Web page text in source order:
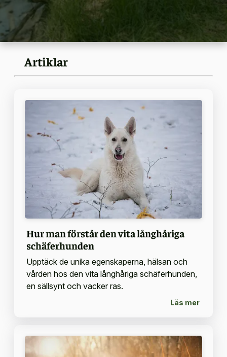
Artiklar
Hur man förstår den vita långhåriga
schäferhunden
Upptäck de unika egenskaperna, hälsan och
vården hos den vita långhåriga schäferhunden,
en sällsynt och vacker ras.
Läs mer